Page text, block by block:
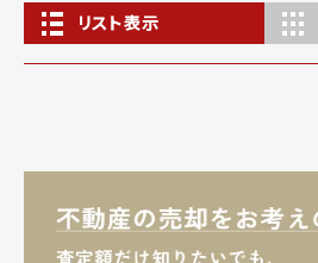
リスト表示